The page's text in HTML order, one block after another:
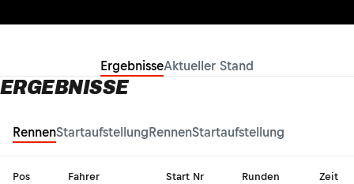
ErgebnisseAktueller Stand
ERGEBNISSE
RennenStartaufstellungRennenStartaufstellung
Pos Fahrer Start Nr Runden Zeit